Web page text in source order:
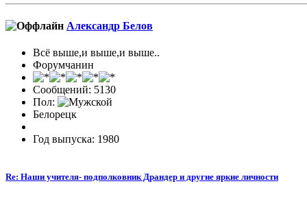
Александр Белов
Всё выше,и выше,и выше..
Форумчанин
Сообщений: 5130
Пол:
Белорецк
Год выпуска: 1980
Re: Наши учителя- подполковник Драндер и другие яркие личности